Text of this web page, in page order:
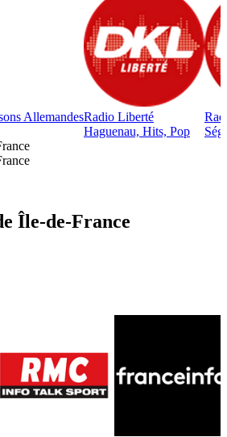
AllemandesRadio Liberté
Haguenau, Hits, Pop
Île-de-France